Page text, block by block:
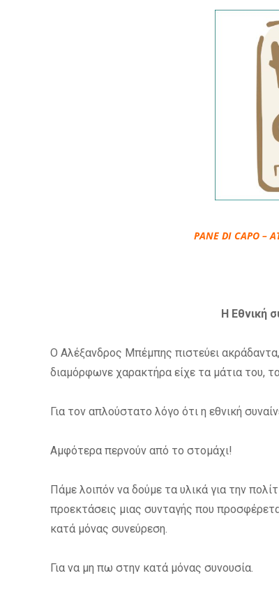
PANE DI CAPO –
Η Εθνική
Ο Αλέξανδρος Μπέμπης πιστεύει ακράδαντα,
διαμόρφωνε χαρακτήρα είχε τα μάτια του,
Για τον απλούστατο λόγο ότι η εθνική
Αμφότερα περνούν από το στομάχι!
Πάμε λοιπόν να δούμε τα υλικά για την
προεκτάσεις μιας συνταγής που
κατά μόνας συνεύρεση.
Για να μη πω στην κατά μόνας συνουσία.